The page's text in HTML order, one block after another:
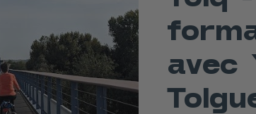
avec